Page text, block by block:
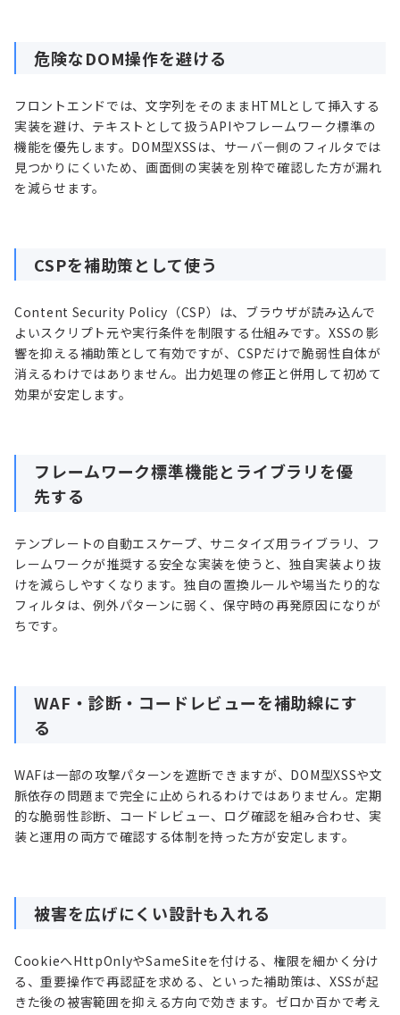
危険なDOM操作を避ける
フロントエンドでは、文字列をそのままHTMLとして挿入する
実装を避け、テキストとして扱うAPIやフレームワーク標準の
機能を優先します。DOM型XSSは、サーバー側のフィルタでは
見つかりにくいため、画面側の実装を別枠で確認した方が漏れ
を減らせます。
CSPを補助策として使う
Content Security Policy（CSP）は、ブラウザが読み込んで
よいスクリプト元や実行条件を制限する仕組みです。XSSの影
響を抑える補助策として有効ですが、CSPだけで脆弱性自体が
消えるわけではありません。出力処理の修正と併用して初めて
効果が安定します。
フレームワーク標準機能とライブラリを優
先する
テンプレートの自動エスケープ、サニタイズ用ライブラリ、フ
レームワークが推奨する安全な実装を使うと、独自実装より抜
けを減らしやすくなります。独自の置換ルールや場当たり的な
フィルタは、例外パターンに弱く、保守時の再発原因になりが
ちです。
WAF ・診断・コードレビューを補助線にす
る
WAFは一部の攻撃パターンを遮断できますが、DOM型XSSや文
脈依存の問題まで完全に止められるわけではありません。定期
的な脆弱性診断、コードレビュー、ログ確認を組み合わせ、実
装と運用の両方で確認する体制を持った方が安定します。
被害を広げにくい設計も入れる
CookieへHttpOnlyやSameSiteを付ける、権限を細かく分け
る、重要操作で再認証を求める、といった補助策は、XSSが起
きた後の被害範囲を抑える方向で効きます。ゼロか百かで考え